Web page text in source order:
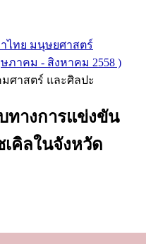
าไทย มนุษยศาสตร์
ภาคม - สิงหาคม 2558 )
ศาสตร์ และศิลปะ
ทางการแข่งขัน
คิลในจังหวัด